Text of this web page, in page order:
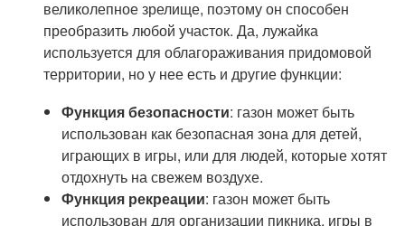
великолепное зрелище, поэтому он способен
преобразить любой участок. Да, лужайка
используется для облагораживания придомовой
территории, но у нее есть и другие функции:
Функция безопасности: газон может быть
использован как безопасная зона для детей,
играющих в игры, или для людей, которые хотят
отдохнуть на свежем воздухе.
Функция рекреации: газон может быть
использован для организации пикника, игры в